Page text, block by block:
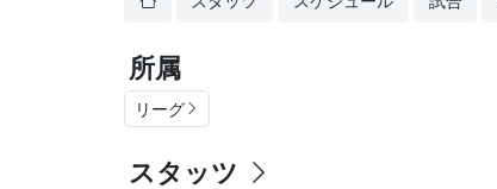
所属
リーグ
スタッツ